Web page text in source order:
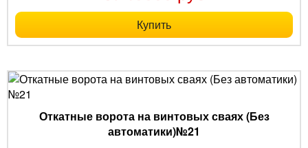
Купить
Откатные ворота на винтовых сваях (Без
автоматики)№21